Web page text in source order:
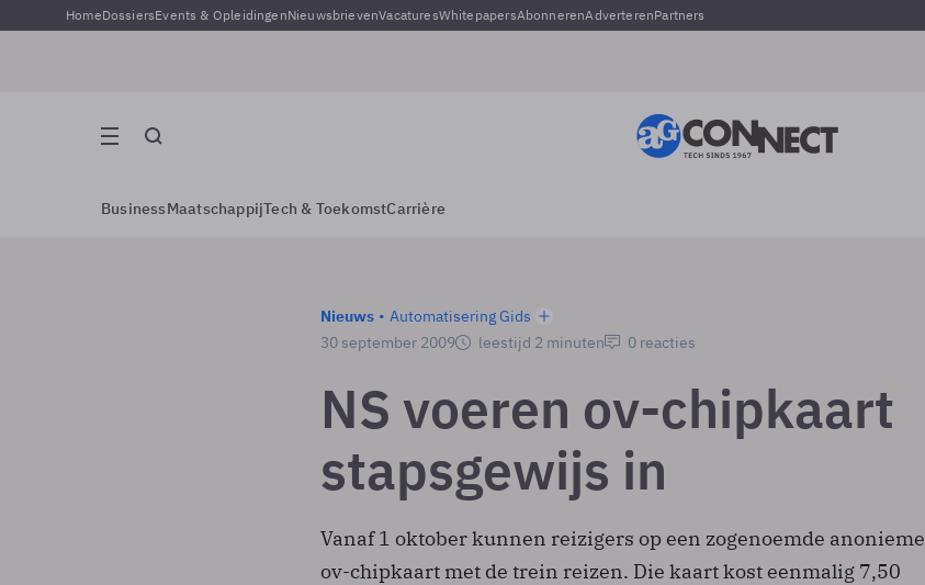
HomeDossiersEvents & OpleidingenNieuwsbrievenVacaturesWhitepapersAbonnerenAdverterenPartners
BusinessMaatschappijTech & ToekomstCarrière
Nieuws
Automatisering Gids
30 september 2009
leestijd 2 minuten 0 reacties
NS voeren ov-chipkaart
stapsgewijs in
Vanaf 1 oktober kunnen reizigers op een zogenoemde anonieme
ov-chipkaart met de trein reizen. Die kaart kost eenmalig 7,50